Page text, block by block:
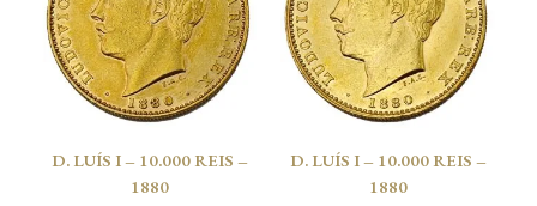
D. LUÍS I – 10.000 REIS –
1880
D. LUÍS I – 10.000 REIS –
1880